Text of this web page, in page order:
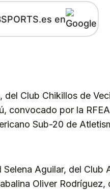
en
Club Chikillos de
convocado por la
Sub-20 de
Aguilar, del Club
Oliver Rodríguez,